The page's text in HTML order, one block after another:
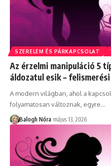
SZERELEM ÉS PÁRKAPCSOLAT
Az érzelmi manipuláció 5
áldozatul esik –
A modern világban, ahol a
folyamatosan változnak, egyre…
Balogh Nóra május 13, 2026